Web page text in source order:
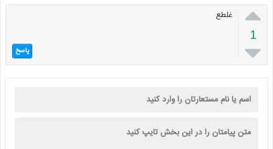

1

غلطع
پاسخ